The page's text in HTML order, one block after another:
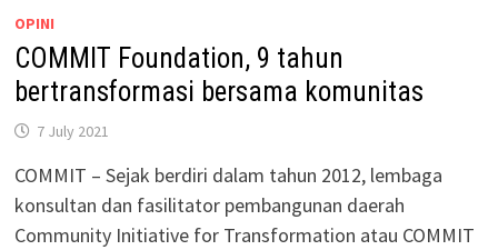
OPINI
COMMIT Foundation, 9 tahun
bertransformasi bersama komunitas
7 July 2021
COMMIT – Sejak berdiri dalam tahun 2012, lembaga
konsultan dan fasilitator pembangunan daerah
Community Initiative for Transformation atau COMMIT